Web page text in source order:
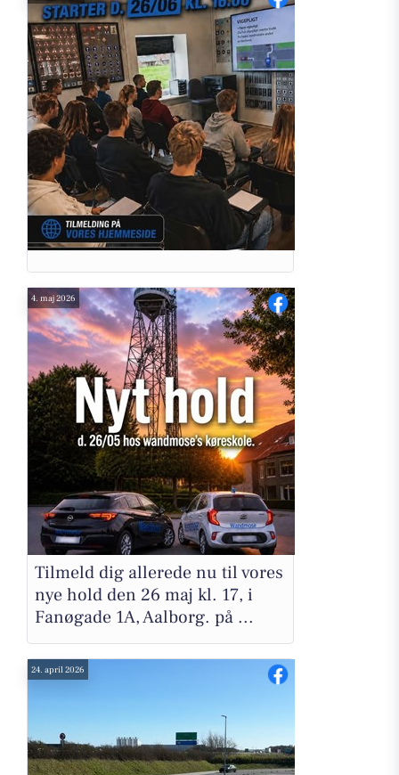
4. maj 2026
Tilmeld dig allerede nu til vores
nye hold den 26 maj kl. 17, i
Fanøgade 1A, Aalborg. på ...
24. april 2026